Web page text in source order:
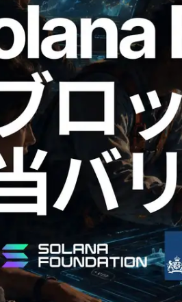
、Solana ブロックア
— slot 単位のブロッ
バリデータを視覚化